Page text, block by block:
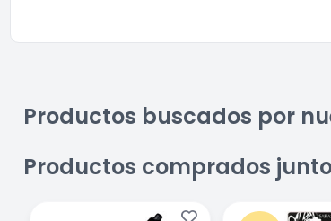
Productos buscados por
Productos comprados